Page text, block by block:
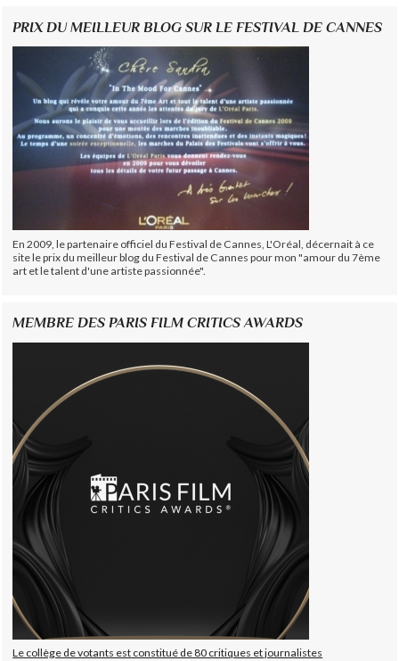
PRIX DU MEILLEUR BLOG SUR LE FESTIVAL DE CANNES
En 2009, le partenaire officiel du Festival de Cannes, L'Oréal, décernait à ce
site le prix du meilleur blog du Festival de Cannes pour mon "amour du 7ème
art et le talent d'une artiste passionnée".
MEMBRE DES PARIS FILM CRITICS AWARDS
Le collège de votants est constitué de 80 critiques et journalistes